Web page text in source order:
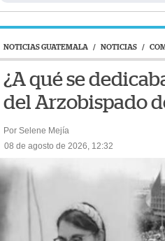
NOTICIAS GUATEMALA / NOTICIAS /
¿A qué se
del Arzobispado
Por Selene Mejía
08 de agosto de 2026, 12:32